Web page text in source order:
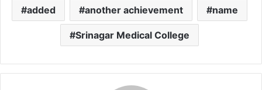
added another achievement name
Srinagar Medical College